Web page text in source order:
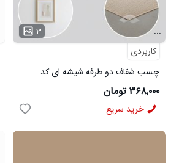
۳
...
کاربردی
چسب شفاف دو طرفه شیشه ای کد
6490
۳۶۸,۰۰۰ تومان
خرید سریع